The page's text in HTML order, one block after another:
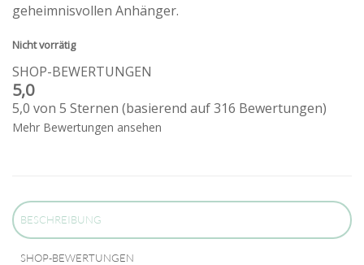
geheimnisvollen Anhänger.
Nicht vorrätig
SHOP-BEWERTUNGEN
5,0
5,0 von 5 Sternen (basierend auf 316 Bewertungen)
Mehr Bewertungen ansehen
BESCHREIBUNG
SHOP-BEWERTUNGEN